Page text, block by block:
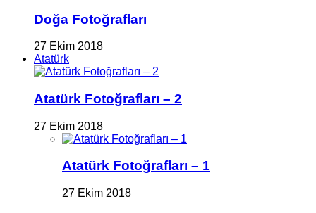
Doğa Fotoğrafları
27 Ekim 2018
Atatürk
Atatürk Fotoğrafları – 2
27 Ekim 2018
Atatürk Fotoğrafları – 1
27 Ekim 2018